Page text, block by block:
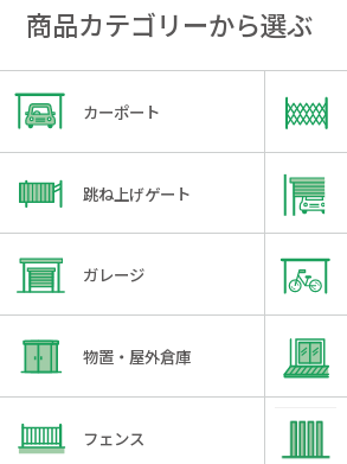
商品カテゴリーから選ぶ
カーポート
跳ね上げゲート
ガレージ
物置・屋外倉庫
フェンス